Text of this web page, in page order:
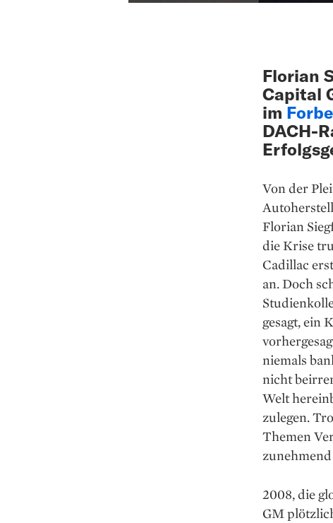
Florian
Capital
im
DACH-
Von der
Florian
die Krise
Cadillac
an. Doch
gesagt, ein
niemals
nicht
Welt
zulegen.
Themen
2008, die
GM